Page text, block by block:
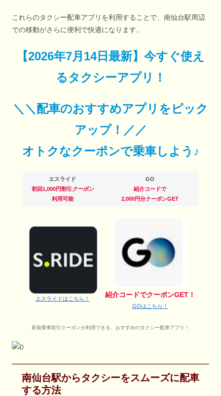
これらのタクシー配車アプリを利用することで、南仙台駅周辺
での移動がさらに便利で快適になります。
【2026年7月14日最新】 今すぐ使え
るタクシーアプリ！
＼＼配車のおすすめアプリをピック
アップ！／／
オトクなクーポンで乗車しよう♪
エスライド
初回1,000円割引 クーポン
利用可能
GO
紹介コードで
2,000円分クーポンGET
エスライドはこちら！
紹介コードでクーポンGET！
GOはこちら！
新規乗車割引クーポンが利用できる、おすすめのタクシー配車アプリ！
南仙台駅からタクシーをスムーズに配車
する方法